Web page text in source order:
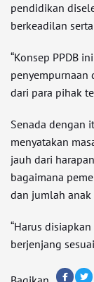
pendidikan
berkeadilan
“Konsep PPDB
penyempurnaan
dari para pihak
Senada dengan
menyatakan
jauh dari
bagaimana
dan jumlah
“Harus
berjenjang